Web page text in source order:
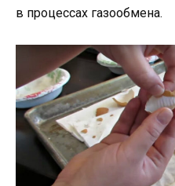
в процессах газообмена.